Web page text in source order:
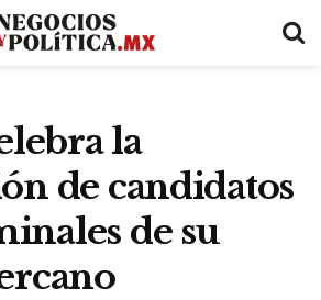
la
de candidatos
de su